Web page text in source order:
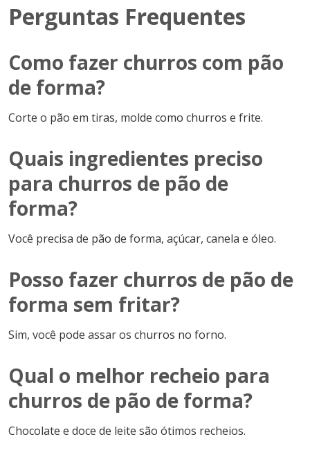
Perguntas Frequentes
Como fazer churros com pão
de forma?
Corte o pão em tiras, molde como churros e frite.
Quais ingredientes preciso
para churros de pão de
forma?
Você precisa de pão de forma, açúcar, canela e óleo.
Posso fazer churros de pão de
forma sem fritar?
Sim, você pode assar os churros no forno.
Qual o melhor recheio para
churros de pão de forma?
Chocolate e doce de leite são ótimos recheios.